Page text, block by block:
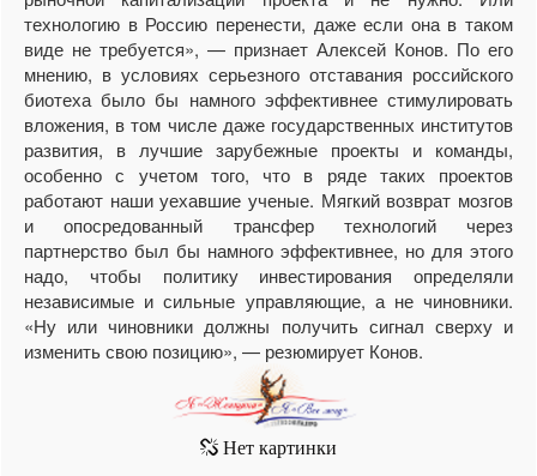
технологию в Россию перенести, даже если она в таком
виде не требуется», — признает Алексей Конов. По его
мнению, в условиях серьезного отставания российского
биотеха было бы намного эффективнее стимулировать
вложения, в том числе даже государственных институтов
развития, в лучшие зарубежные проекты и команды,
особенно с учетом того, что в ряде таких проектов
работают наши уехавшие ученые. Мягкий возврат мозгов
и опосредованный трансфер технологий через
партнерство был бы намного эффективнее, но для этого
надо, чтобы политику инвестирования определяли
независимые и сильные управляющие, а не чиновники.
«Ну или чиновники должны получить сигнал сверху и
изменить свою позицию», — резюмирует Конов.